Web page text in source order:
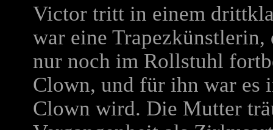
Victor tritt in einem
war eine
nur noch im Rollstuhl
Clown, und für ihn war es
Clown wird. Die Mutter